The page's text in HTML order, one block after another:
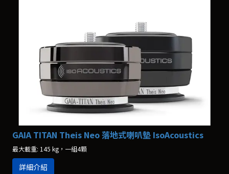
GAIA TITAN Theis Neo 落地式喇叭墊 IsoAcoustics
最大載重: 145 kg，一組4顆
詳細介紹